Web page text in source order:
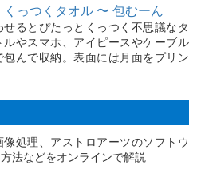
っつくタオル 〜 包むーん
るとぴたっとくっつく不思議なタ
やスマホ、アイピースやケーブル
んで収納。表面には月面をプリン
処理、アストロアーツのソフトウ
法などをオンラインで解説